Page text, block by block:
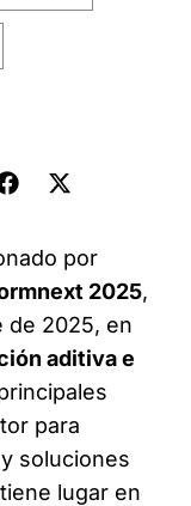
por
2025,
de 2025, en
aditiva e
para
soluciones
lugar en